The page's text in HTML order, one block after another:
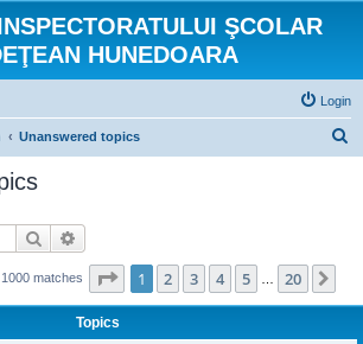
ŞCOLAR
HUNEDOARA
Login
Unanswered topics
Search
matches Page 1of 20
1 2 3 4 5 20
Topics